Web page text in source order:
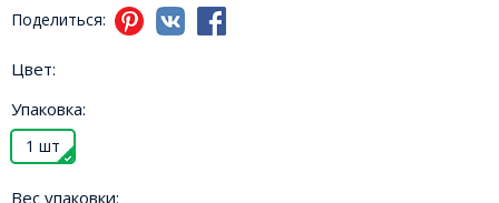
Поделиться:
Цвет:
Упаковка:
1 шт
Вес упаковки: